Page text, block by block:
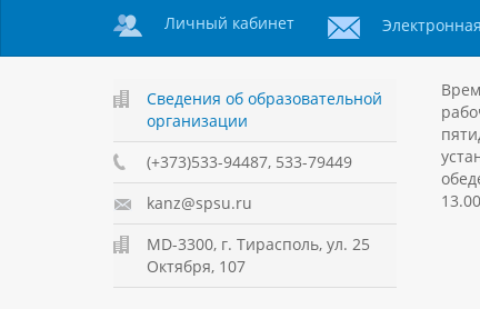
Личный кабинет
Сведения об образовательной
организации
(+373)533-94487, 533-79449
kanz@spsu.ru
MD-3300, г. Тирасполь, ул. 25
Октября, 107